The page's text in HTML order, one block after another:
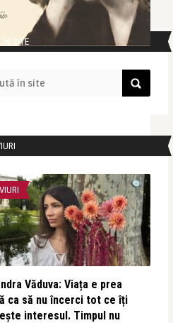
ÎN SITE
Văduva: Viața e prea
ca să nu încerci tot ce îți
interesul. Timpul nu